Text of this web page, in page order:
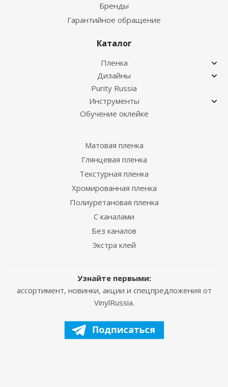
Бренды
Гарантийное обращение
Каталог
Пленка
Дизайны
Purity Russia
Инструменты
Обучение оклейке
Матовая пленка
Глянцевая пленка
Текстурная пленка
Хромированная пленка
Полиуретановая пленка
С каналами
Без каналов
Экстра клей
Узнайте первыми:
ассортимент, новинки, акции и спецпредложения от
VinylRussia.